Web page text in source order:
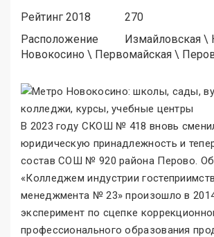
Рейтинг 2018
270
Расположение
Измайловская \
Новокосино \ Первомайская \
В 2023 году СКОШ № 418 вновь
юридическую принадлежность и
состав СОШ № 920 района Перово.
«Колледжем индустрии
менеджмента № 23» произошло в
эксперимент по сцепке
профессионального образования